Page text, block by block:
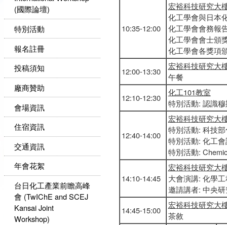
(國際論壇)
特別活動
報名註冊
投稿須知
廠商贊助
會場資訊
住宿資訊
交通資訊
年會花絮
台日化工產業前瞻高峰
會 (TwIChE and SCEJ
Kansai Joint
Workshop)
10:35-12:00
宏裕科技研究大
化工學會與日本
化工學會會務報
化工學會會士頒
化工學會各獎項
12:00-13:30
宏裕科技研究大
午餐
12:10-12:30
化工101教室
特別活動: 認識
12:40-14:00
宏裕科技研究大
特別活動: 科技
特別活動: 化工
特別活動:
14:10-14:45
宏裕科技研究大
大會演講: 化學
邀請講者: 中央
14:45-15:00
宏裕科技研究大
茶敘